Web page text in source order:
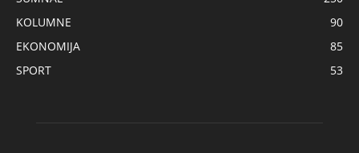
KOLUMNE
90
EKONOMIJA
85
SPORT
53